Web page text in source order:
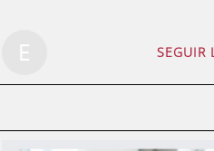
E SEGUIR